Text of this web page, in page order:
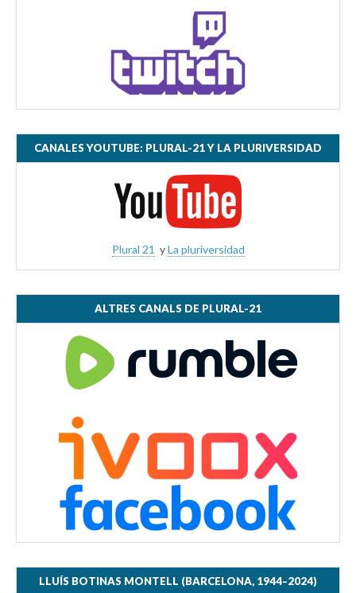
CANALES YOUTUBE: PLURAL-21 Y LA PLURIVERSIDAD
Plural 21 yLa pluriversidad
ALTRES CANALS DE PLURAL-21
LLUÍS BOTINAS MONTELL (BARCELONA, 1944–2024)